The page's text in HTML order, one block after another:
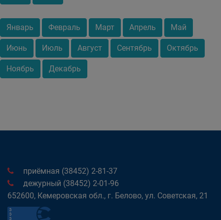
Январь Февраль Март Апрель Май
Июнь Июль Август Сентябрь Октябрь
Ноябрь Декабрь
приёмная (38452) 2-81-37
дежурный (38452) 2-01-96
652600, Кемеровская обл., г. Белово, ул. Советская, 21